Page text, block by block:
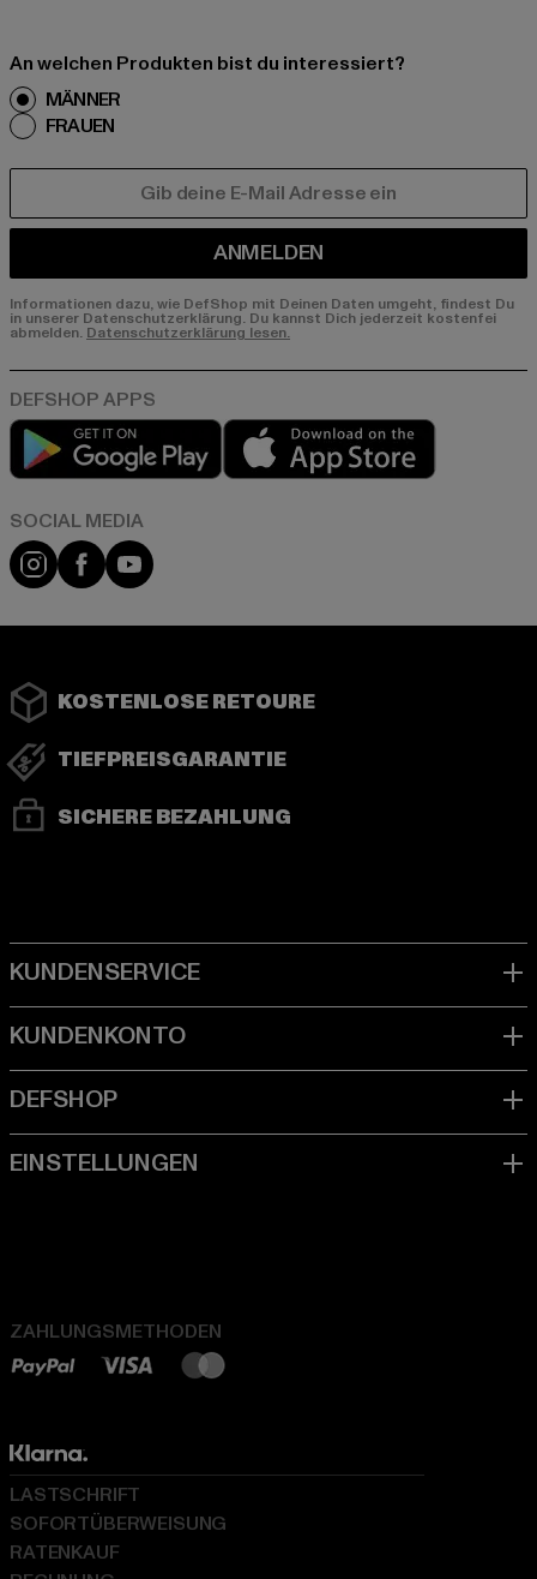
An welchen Produkten bist du interessiert?
MÄNNER
FRAUEN
ANMELDEN
Informationen dazu, wie DefShop mit Deinen Daten umgeht, findest Du
in unserer Datenschutzerklärung. Du kannst Dich jederzeit kostenfei
abmelden. Datenschutzerklärung lesen.
Play market
Instagram
FacebookYouTube
KOSTENLOSE RETOURE
TIEFPREISGARANTIE
SICHERE BEZAHLUNG
ZAHLUNGSMETHODEN
LASTSCHRIFT
SOFORTÜBERWEISUNG
RATENKAUF